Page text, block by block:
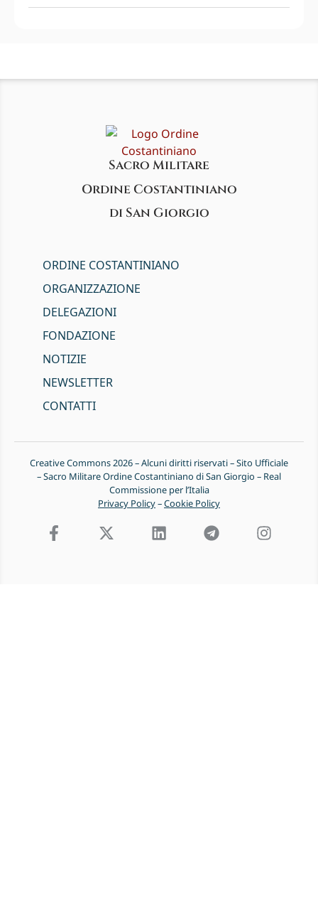
Sacro Militare
Ordine Costantiniano
di San Giorgio
ORDINE COSTANTINIANO
ORGANIZZAZIONE
DELEGAZIONI
FONDAZIONE
NOTIZIE
NEWSLETTER
CONTATTI
Creative Commons 2026 – Alcuni diritti riservati – Sito Ufficiale
– Sacro Militare Ordine Costantiniano di San Giorgio – Real
Commissione per l’Italia
Privacy Policy–Cookie Policy